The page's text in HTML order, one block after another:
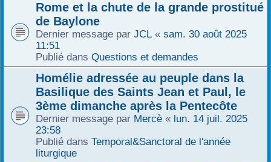
Rome et la chute de la grande prostitué
de Baylone
Dernier message par JCL « sam. 30 août 2025
11:51
Publié dans Questions et demandes
Homélie adressée au peuple dans la
Basilique des Saints Jean et Paul, le
3ème dimanche après la Pentecôte
Dernier message par Mercè « lun. 14 juil. 2025
23:58
Publié dans Temporal&Sanctoral de l'année
liturgique